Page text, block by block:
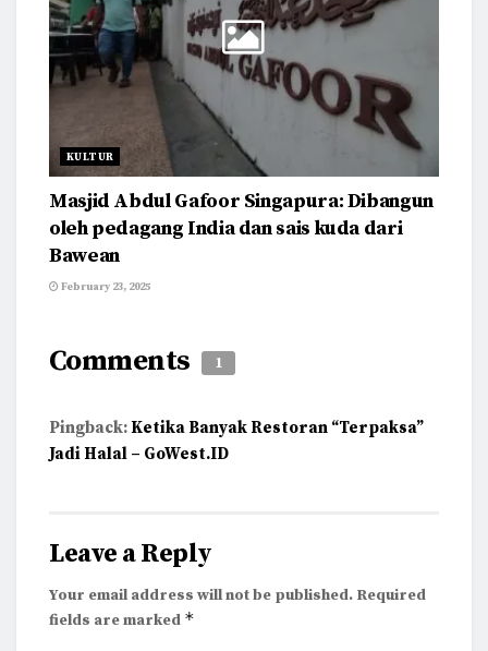
KULTUR
Masjid Abdul Gafoor Singapura: Dibangun
oleh pedagang India dan sais kuda dari
Bawean
February 23, 2025
Comments 1
Pingback:Ketika Banyak Restoran “Terpaksa”
Jadi Halal – GoWest.ID
Leave a Reply
Your email address will not be published. Required
fields are marked *